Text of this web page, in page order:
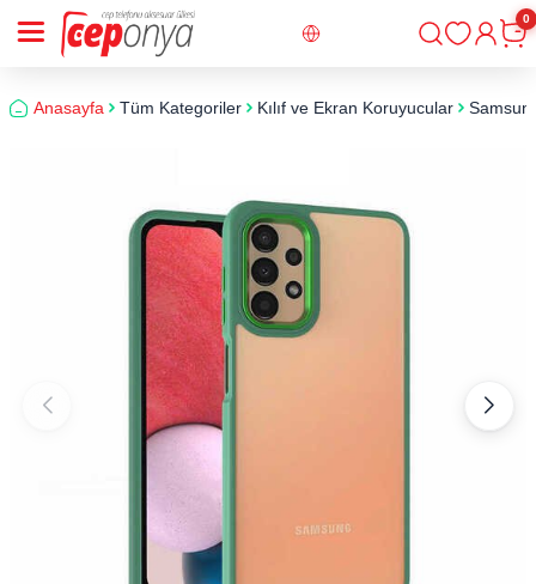
Giriş
0
Anasayfa Tüm Kategoriler Kılıf ve Ekran Koruyucular